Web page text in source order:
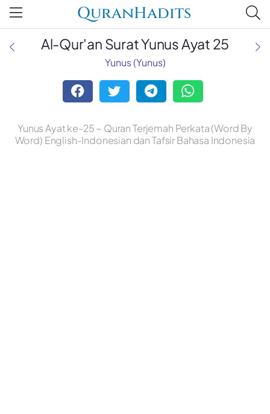
QuranHadits
Al-Qur'an Surat Yunus Ayat 25
Yunus (Yunus)
Yunus Ayat ke-25 ~ Quran Terjemah Perkata (Word By
Word) English-Indonesian dan Tafsir Bahasa Indonesia